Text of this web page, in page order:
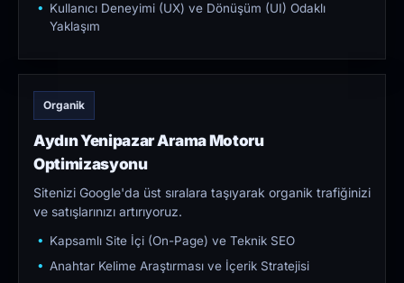
Kullanıcı Deneyimi (UX) ve Dönüşüm (UI) Odaklı
Yaklaşım
Organik
Aydın Yenipazar Arama Motoru
Optimizasyonu
Sitenizi Google'da üst sıralara taşıyarak organik trafiğinizi
ve satışlarınızı artırıyoruz.
Kapsamlı Site İçi (On-Page) ve Teknik SEO
Anahtar Kelime Araştırması ve İçerik Stratejisi